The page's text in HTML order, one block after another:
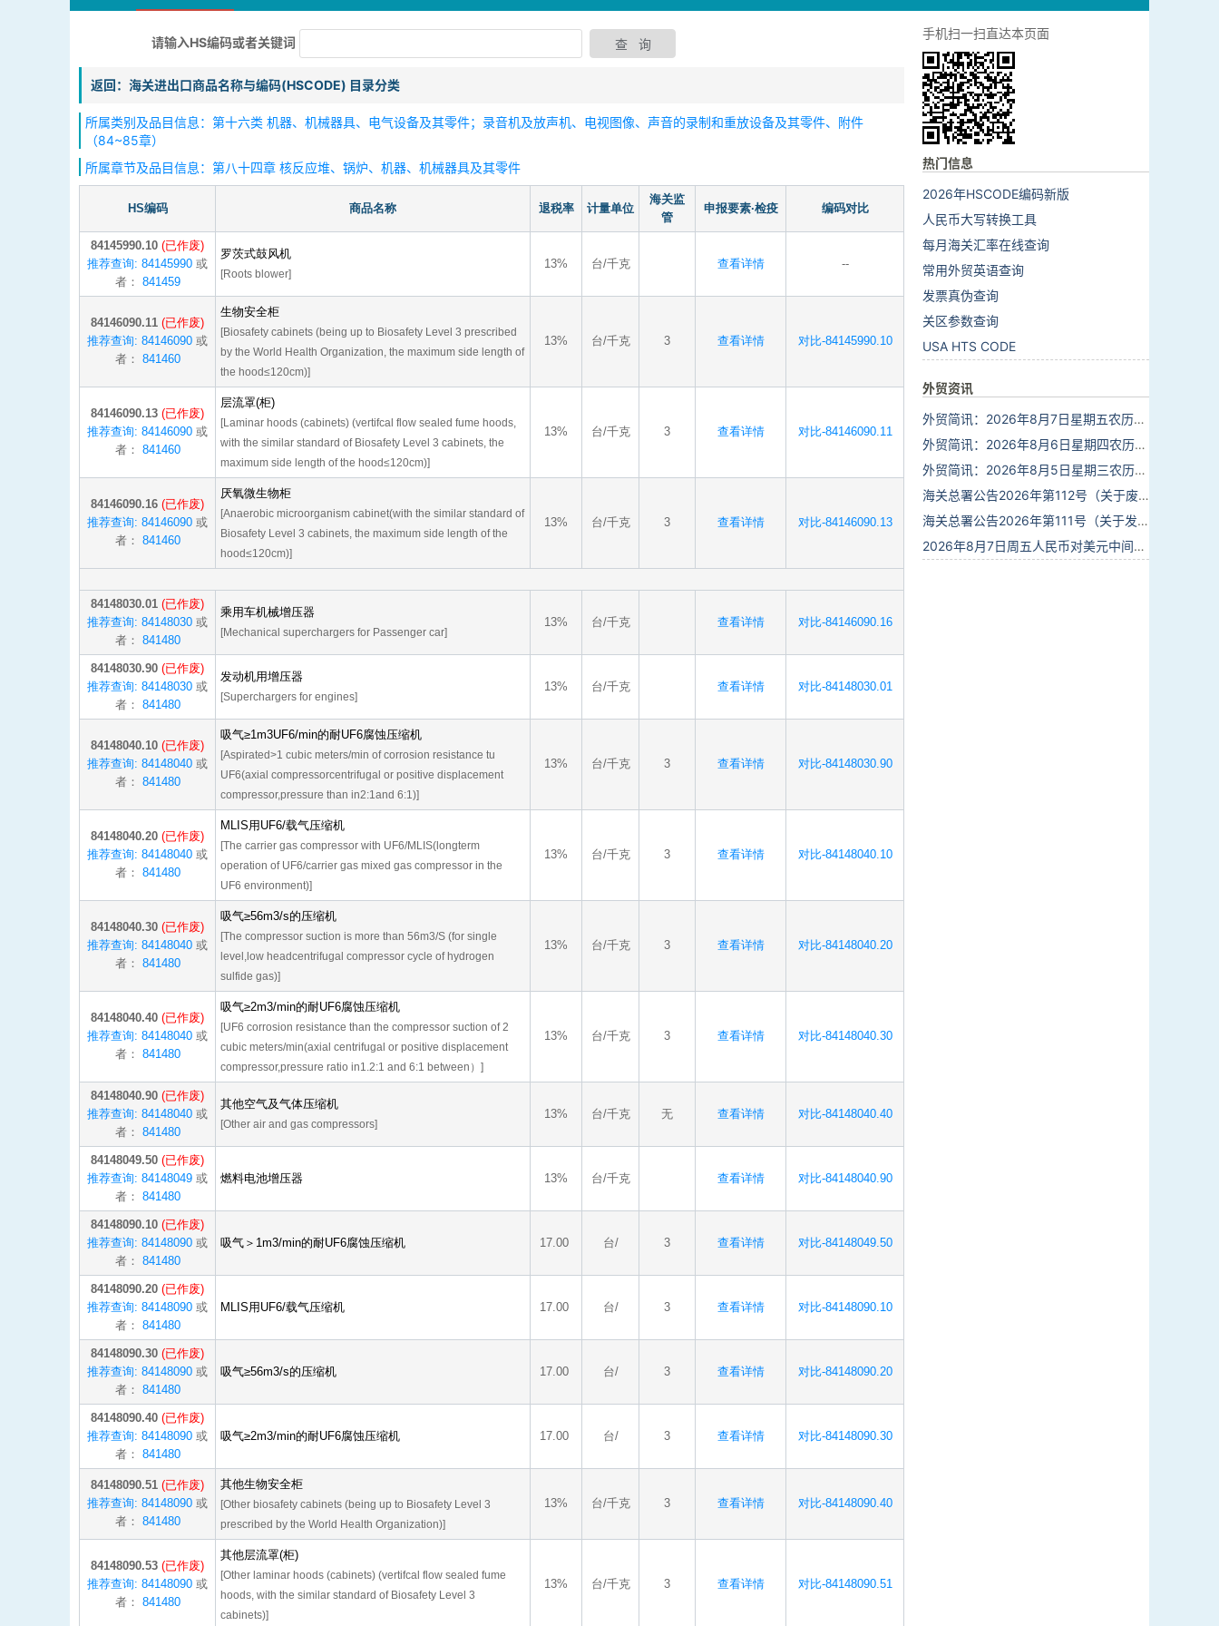
请输入HS编码或者关键词
返回：海关进出口商品名称与编码(HSCODE) 目录分类
所属类别及品目信息：第十六类 机器、机械器具、电气设备及其零件；录音机及放声机、电视图像、声音的录制和重放设备及其零件、附件
（84~85章）
所属章节及品目信息：第八十四章 核反应堆、锅炉、机器、机械器具及其零件
HS编码 商品名称 退税率 计量单位
海关监
管
申报要素·检疫 编码对比
84145990.10 (已作废)
推荐查询: 84145990 或
者： 841459
罗茨式鼓风机
[Roots blower]
13% 台/千克 查看详情 --
84146090.11 (已作废)
推荐查询: 84146090 或
者： 841460
生物安全柜
[Biosafety cabinets (being up to Biosafety Level 3 prescribed
by the World Health Organization, the maximum side length of
the hood≤120cm)]
13% 台/千克 3 查看详情 对比-84145990.10
84146090.13 (已作废)
推荐查询: 84146090 或
者： 841460
层流罩(柜)
[Laminar hoods (cabinets) (vertifcal flow sealed fume hoods,
with the similar standard of Biosafety Level 3 cabinets, the
maximum side length of the hood≤120cm)]
13% 台/千克 3 查看详情 对比-84146090.11
84146090.16 (已作废)
推荐查询: 84146090 或
者： 841460
厌氧微生物柜
[Anaerobic microorganism cabinet(with the similar standard of
Biosafety Level 3 cabinets, the maximum side length of the
hood≤120cm)]
13% 台/千克 3 查看详情 对比-84146090.13
84148030.01 (已作废)
推荐查询: 84148030 或
者： 841480
乘用车机械增压器
[Mechanical superchargers for Passenger car]
13% 台/千克 查看详情 对比-84146090.16
84148030.90 (已作废)
推荐查询: 84148030 或
者： 841480
发动机用增压器
[Superchargers for engines]
13% 台/千克 查看详情 对比-84148030.01
84148040.10 (已作废)
推荐查询: 84148040 或
者： 841480
吸气≥1m3UF6/min的耐UF6腐蚀压缩机
[Aspirated>1 cubic meters/min of corrosion resistance tu
UF6(axial compressorcentrifugal or positive displacement
compressor,pressure than in2:1and 6:1)]
13% 台/千克 3 查看详情 对比-84148030.90
84148040.20 (已作废)
推荐查询: 84148040 或
者： 841480
MLIS用UF6/载气压缩机
[The carrier gas compressor with UF6/MLIS(longterm
operation of UF6/carrier gas mixed gas compressor in the
UF6 environment)]
13% 台/千克 3 查看详情 对比-84148040.10
84148040.30 (已作废)
推荐查询: 84148040 或
者： 841480
吸气≥56m3/s的压缩机
[The compressor suction is more than 56m3/S (for single
level,low headcentrifugal compressor cycle of hydrogen
sulfide gas)]
13% 台/千克 3 查看详情 对比-84148040.20
84148040.40 (已作废)
推荐查询: 84148040 或
者： 841480
吸气≥2m3/min的耐UF6腐蚀压缩机
[UF6 corrosion resistance than the compressor suction of 2
cubic meters/min(axial centrifugal or positive displacement
compressor,pressure ratio in1.2:1 and 6:1 between）]
13% 台/千克 3 查看详情 对比-84148040.30
84148040.90 (已作废)
推荐查询: 84148040 或
者： 841480
其他空气及气体压缩机
[Other air and gas compressors]
13% 台/千克 无 查看详情 对比-84148040.40
84148049.50 (已作废)
推荐查询: 84148049 或
者： 841480
燃料电池增压器 13% 台/千克 查看详情 对比-84148040.90
84148090.10 (已作废)
推荐查询: 84148090 或
者： 841480
吸气＞1m3/min的耐UF6腐蚀压缩机 17.00 台/ 3 查看详情 对比-84148049.50
84148090.20 (已作废)
推荐查询: 84148090 或
者： 841480
MLIS用UF6/载气压缩机 17.00 台/ 3 查看详情 对比-84148090.10
84148090.30 (已作废)
推荐查询: 84148090 或
者： 841480
吸气≥56m3/s的压缩机 17.00 台/ 3 查看详情 对比-84148090.20
84148090.40 (已作废)
推荐查询: 84148090 或
者： 841480
吸气≥2m3/min的耐UF6腐蚀压缩机 17.00 台/ 3 查看详情 对比-84148090.30
84148090.51 (已作废)
推荐查询: 84148090 或
者： 841480
其他生物安全柜
[Other biosafety cabinets (being up to Biosafety Level 3
prescribed by the World Health Organization)]
13% 台/千克 3 查看详情 对比-84148090.40
84148090.53 (已作废)
推荐查询: 84148090 或
者： 841480
其他层流罩(柜)
[Other laminar hoods (cabinets) (vertifcal flow sealed fume
hoods, with the similar standard of Biosafety Level 3
cabinets)]
13% 台/千克 3 查看详情 对比-84148090.51
手机扫一扫直达本页面
热门信息
2026年HSCODE编码新版
人民币大写转换工具
每月海关汇率在线查询
常用外贸英语查询
发票真伪查询
关区参数查询
USA HTS CODE
外贸资讯
外贸简讯：2026年8月7日星期五农历六月廿五
外贸简讯：2026年8月6日星期四农历六月廿四
外贸简讯：2026年8月5日星期三农历六月廿三
海关总署公告2026年第112号（关于废止部分卫生检疫类规范性文件的公告）
海关总署公告2026年第111号（关于发布《进出境动植物检疫处理监督管理工作规定》《进出境卫生处理监督管理工作规定》的公告）
2026年8月7日周五人民币对美元中间价报6.7904调贬9个基点